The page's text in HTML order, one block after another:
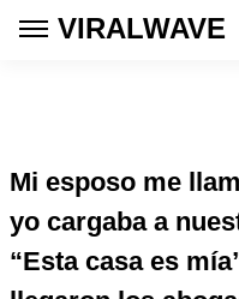
VIRALWAVE
Mi esposo me
yo cargaba a
“Esta casa es